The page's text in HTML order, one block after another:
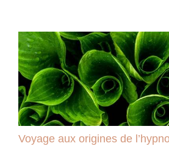
Voyage aux origines de